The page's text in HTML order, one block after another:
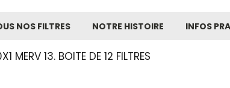
NOS FILTRES NOTRE HISTOIRE INFOS
MERV 13. BOITE DE 12 FILTRES